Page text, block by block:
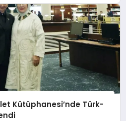
Kütüphanesi’nde Türk-